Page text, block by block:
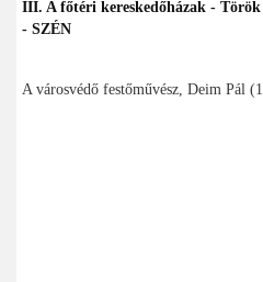
III. A főtéri kereskedőházak -
- SZÉN
A városvédő festőművész, Deim Pál